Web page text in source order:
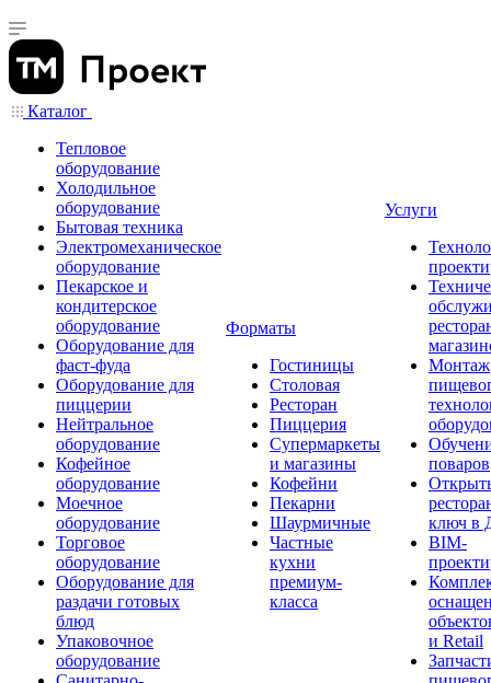
Каталог
Тепловое
оборудование
Холодильное
оборудование
Бытовая техника
Электромеханическое
оборудование
Пекарское и
кондитерское
оборудование
Оборудование для
фаст-фуда
Оборудование для
пиццерии
Нейтральное
оборудование
Кофейное
оборудование
Моечное
оборудование
Торговое
оборудование
Оборудование для
раздачи готовых
блюд
Упаковочное
оборудование
Форматы
Гостиницы
Столовая
Ресторан
Пиццерия
Супермаркеты
и магазины
Кофейни
Пекарни
Шаурмичные
Частные
кухни
премиум-
класса
Услуги
Монтаж
поваров
ключ в
BIM-
и Retail